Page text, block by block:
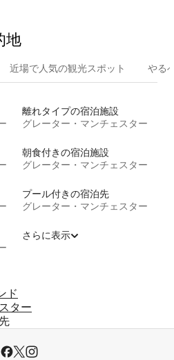
地
近場で人気の観光スポット やる
離れタイプの宿泊施設
グレーター・マンチェスター
朝食付きの宿泊施設
グレーター・マンチェスター
プール付きの宿泊先
グレーター・マンチェスター
さらに表示
ド
ター